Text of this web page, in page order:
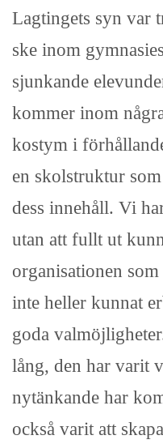
Lagtingets syn var
ske inom
sjunkande
kommer inom
kostym i
en skolstruktur
dess innehåll. Vi
utan att fullt ut
organisationen
inte heller kunnat
goda
lång, den har varit
nytänkande har
också varit att